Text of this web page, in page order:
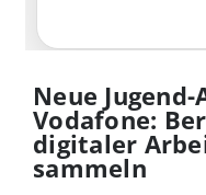
Neue
Vodafone:
digitaler
sammeln